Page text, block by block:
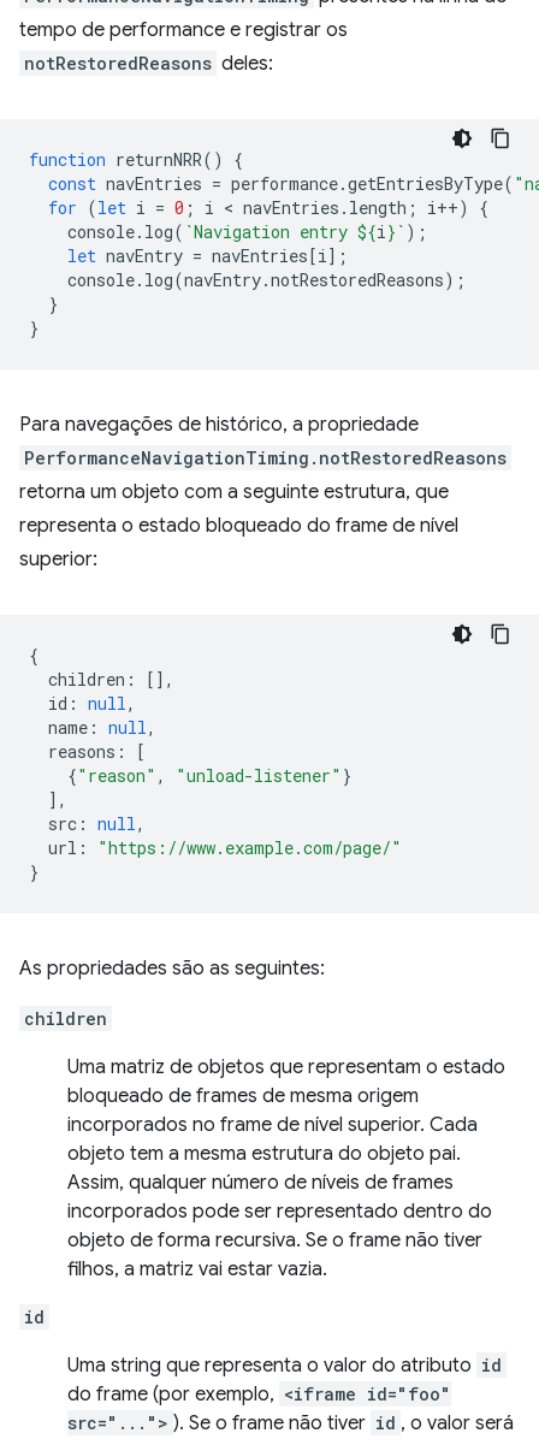
tempo de performance e registrar os
notRestoredReasons deles:
function returnNRR()
{
const navEntries = performance.getEntriesByType(
for (let i = 0 ; i < navEntries . length ; i++)
{
console. log( `Navigation entry ${i} ` );
let navEntry = navEntries[i];
console. log(navEntry.notRestoredReasons);
}
}
Para navegações de histórico, a propriedade
PerformanceNavigationTiming.notRestoredReasons
retorna um objeto com a seguinte estrutura, que
representa o estado bloqueado do frame de nível
superior:
{
children :
[],
id : null,
name : null,
reasons :
[
{"reason" , "unload-listener" }
],
src : null,
url :
"https://www.example.com/page/"
}
As propriedades são as seguintes:
children
Uma matriz de objetos que representam o estado
bloqueado de frames de mesma origem
incorporados no frame de nível superior. Cada
objeto tem a mesma estrutura do objeto pai.
Assim, qualquer número de níveis de frames
incorporados pode ser representado dentro do
objeto de forma recursiva. Se o frame não tiver
filhos, a matriz vai estar vazia.
id
Uma string que representa o valor do atributo id
do frame (por exemplo, <iframe id="foo"
src="..."> ). Se o frame não tiver id , o valor será